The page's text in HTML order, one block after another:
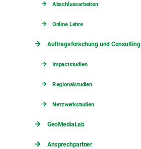
Abschlussarbeiten
Online Lehre
Auftragsforschung und Consulting
Impactstudien
Regionalstudien
Netzwerkstudien
GeoMediaLab
Ansprechpartner